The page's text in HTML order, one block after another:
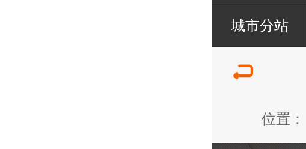
城市分站
位置：